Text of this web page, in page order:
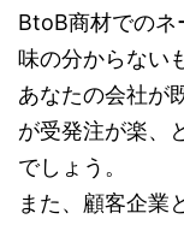
BtoB商材での
味の分からない
あなたの会社が
が受発注が楽、
でしょう。
また、顧客企業